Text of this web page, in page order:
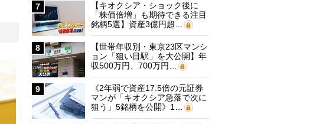
7
【キオクシア・ショック後に
「株価倍増」も期待できる注目
銘柄5選】資産3億円超…
8
【世帯年収別・東京23区マンシ
ョン「狙い目駅」を大公開】年
収500万円、700万円…
9
《2年弱で資産17.5倍の元証券
マンが「キオクシア急落で次に
狙う」5銘柄を公開》1…